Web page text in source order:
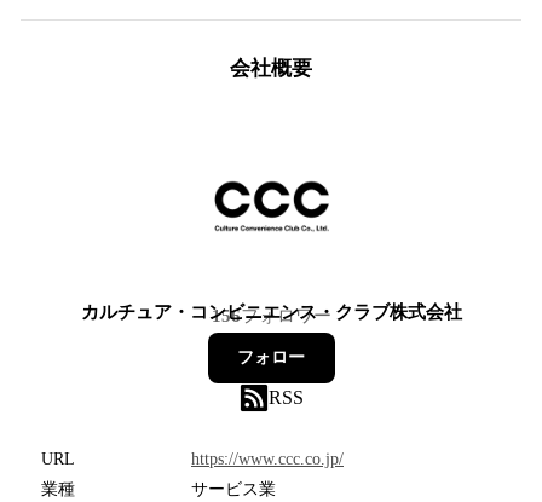
会社概要
カルチュア・コンビニエンス・クラブ株式会社
156フォロワー
フォロー
RSS
URL
https://www.ccc.co.jp/
業種
サービス業